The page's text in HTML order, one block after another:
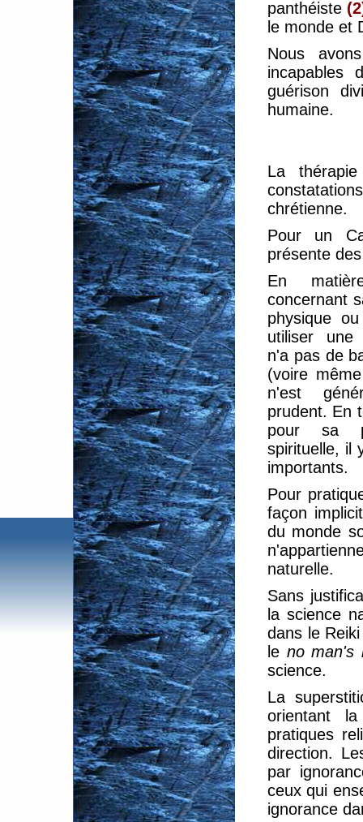
panthéiste
le monde et
Nous
incapables
guérison
humaine.
La
chrétienne.
Pour un
présente
En
concernant
physique
utiliser une
n'a pas de
(voire
n'est
prudent. En
pour sa
spirituelle, il
importants.
Pour
façon
du monde
naturelle.
Sans
la science
dans le
le no man's
science.
La
orientant
pratiques
direction.
par
ceux qui
ignorance